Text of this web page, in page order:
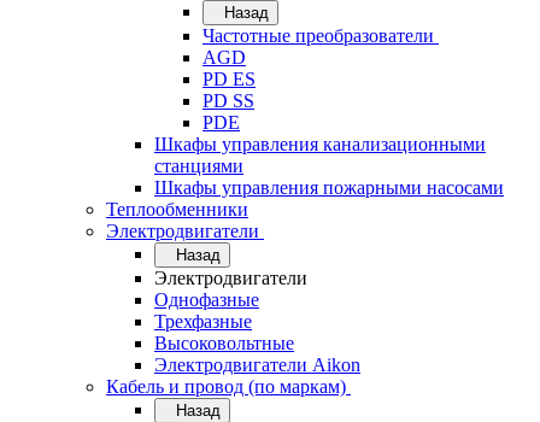
Назад
Частотные преобразователи
AGD
PD ES
PD SS
PDE
Шкафы управления канализационными
станциями
Шкафы управления пожарными насосами
Теплообменники
Электродвигатели
Назад
Электродвигатели
Однофазные
Трехфазные
Высоковольтные
Электродвигатели Aikon
Кабель и провод (по маркам)
Назад